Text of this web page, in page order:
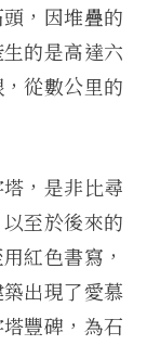
，因堆疊的
的是高達六
從數公里的
，是非比尋
至於後來的
紅色書寫，
出現了愛慕
豐碑，為石